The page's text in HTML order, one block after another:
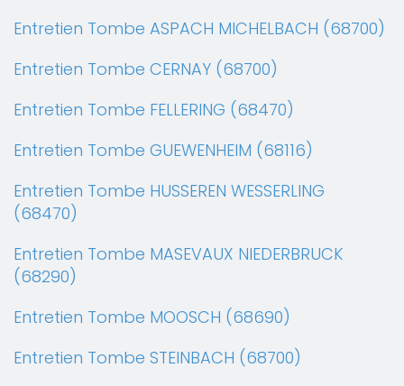
Entretien Tombe ASPACH MICHELBACH (68700)
Entretien Tombe CERNAY (68700)
Entretien Tombe FELLERING (68470)
Entretien Tombe GUEWENHEIM (68116)
Entretien Tombe HUSSEREN WESSERLING
(68470)
Entretien Tombe MASEVAUX NIEDERBRUCK
(68290)
Entretien Tombe MOOSCH (68690)
Entretien Tombe STEINBACH (68700)